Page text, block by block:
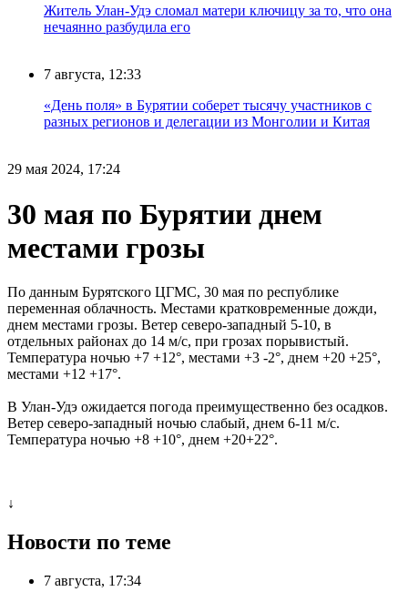
Житель Улан-Удэ сломал матери ключицу за то, что она
нечаянно разбудила его
7 августа, 12:33
«День поля» в Бурятии соберет тысячу участников с
разных регионов и делегации из Монголии и Китая
29 мая 2024, 17:24
30 мая по Бурятии днем
местами грозы
По данным Бурятского ЦГМС, 30 мая по республике
переменная облачность. Местами кратковременные дожди,
днем местами грозы. Ветер северо-западный 5-10, в
отдельных районах до 14 м/с, при грозах порывистый.
Температура ночью +7 +12°, местами +3 -2°, днем +20 +25°,
местами +12 +17°.
В Улан-Удэ ожидается погода преимущественно без осадков.
Ветер северо-западный ночью слабый, днем 6-11 м/с.
Температура ночью +8 +10°, днем +20+22°.
↓
Новости по теме
7 августа, 17:34